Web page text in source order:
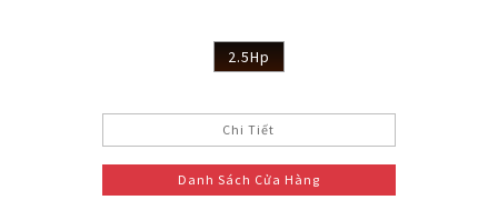
2.5Hp
Chi Tiết
Danh Sách Cửa Hàng